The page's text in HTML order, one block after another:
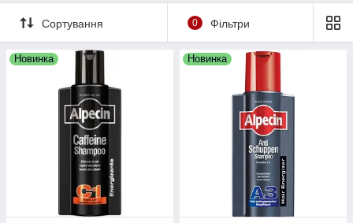
Сортування 0 Фільтри
Новинка Новинка